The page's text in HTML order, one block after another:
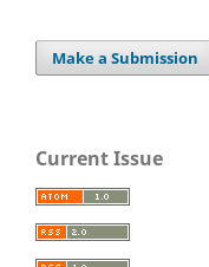
Make a Submission
Current Issue